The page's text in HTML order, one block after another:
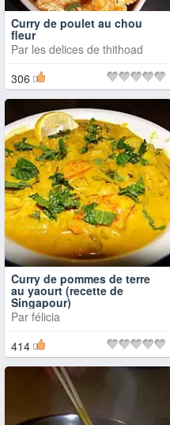
Curry de poulet au chou
fleur
Par les delices de thithoad
306
Curry de pommes de terre
au yaourt (recette de
Singapour)
Par félicia
414